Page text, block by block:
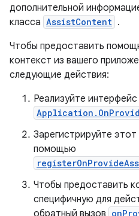
дополнительной
класса AssistContent .
Чтобы предоставить
контекст из вашего
следующие действия:
Реализуйте интерфейс
Зарегистрируйте
помощью
Чтобы предоставить
специфичную для
обратный вызов